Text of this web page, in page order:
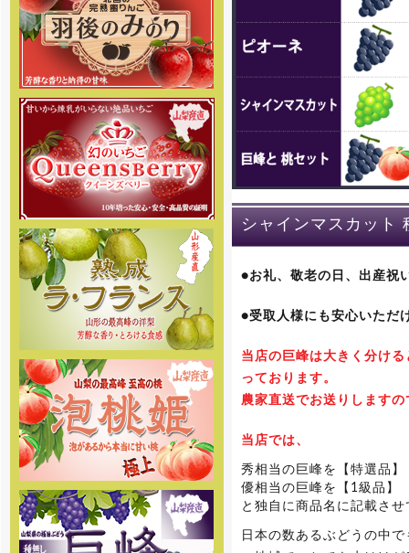
シャインマスカッ
●お礼、敬老の日、出産祝
●受取人様にも安心いただ
当店の巨峰は大きく分け
っております。
農家直送でお送りします
当店では、
秀相当の巨峰を【特選品】
優相当の巨峰を【1級品】
と独自に商品名に記載さ
日本の数あるぶどうの中
[2018年10月19日 ]
姉妹店-2018年度ラ・フランス
専門通販の予約販売をスタートし
ました。商品の発送は11月中旬頃
からを予定しております。お楽し
[2018年5月31日 ]
姉妹店-2018年度桃専門通販の
予約販売をスタートしました。商
品の発送は6月下旬頃からを予定し
ております。味重視の、泡のある
桃を産地直送でご家庭へお届け致
します。
[2018年4月6日]
姉妹店-2018年度さくらんぼ専
門通販の予約販売をスタートしま
した。商品の発送は5月初旬頃から
を予定しております。お楽しみに
[2017年12月27日]
12月29日～1月4日を冬季休暇と
させて頂きます。 何卒ご理解の
程、お願い申し上げます。
[2017年8月10日]
8月11日～8月16日を夏季休暇と
させて頂きます。何卒、ご理解の
程お願い申し上げます。
[2017年6月8日]
姉妹店-2017年度完熟マンゴー
通販の予約販売をスタートしまし
た。商品の発送は7月下旬頃からを